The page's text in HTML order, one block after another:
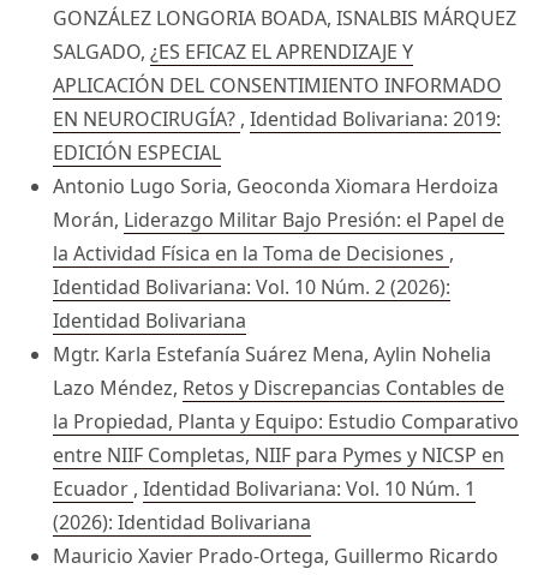
GONZÁLEZ LONGORIA BOADA, ISNALBIS MÁRQUEZ
SALGADO, ¿ES EFICAZ EL APRENDIZAJE Y
APLICACIÓN DEL CONSENTIMIENTO INFORMADO
EN NEUROCIRUGÍA? , Identidad Bolivariana: 2019:
EDICIÓN ESPECIAL
Antonio Lugo Soria, Geoconda Xiomara Herdoiza
Morán, Liderazgo Militar Bajo Presión: el Papel de
la Actividad Física en la Toma de Decisiones ,
Identidad Bolivariana: Vol. 10 Núm. 2 (2026):
Identidad Bolivariana
Mgtr. Karla Estefanía Suárez Mena, Aylin Nohelia
Lazo Méndez, Retos y Discrepancias Contables de
la Propiedad, Planta y Equipo: Estudio Comparativo
entre NIIF Completas, NIIF para Pymes y NICSP en
Ecuador , Identidad Bolivariana: Vol. 10 Núm. 1
(2026): Identidad Bolivariana
Mauricio Xavier Prado-Ortega, Guillermo Ricardo